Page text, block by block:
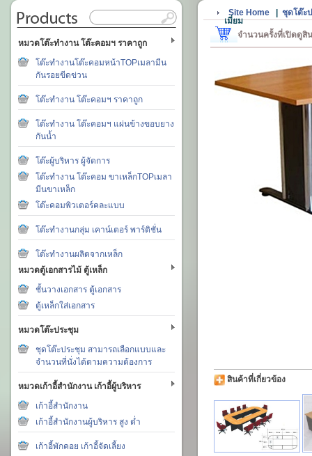
หมวดโต๊ะทำงาน โต๊ะคอมฯ ราคาถูก
โต๊ะทำงานโต๊ะคอมหน้าTOPเมลามีน
กันรอยขีดข่วน
โต๊ะทำงาน โต๊ะคอมฯ ราคาถูก
โต๊ะทำงาน โต๊ะคอมฯ แผ่นข้างขอบยาง
กันน้ำ
โต๊ะผู้บริหาร ผู้จัดการ
โต๊ะทำงาน โต๊ะคอม ขาเหล็กTOPเมลา
มีนขาเหล็ก
โต๊ะคอมพิวเตอร์คละแบบ
โต๊ะทำงานกลุ่ม เคาน์เตอร์ พาร์ติชั่น
โต๊ะทำงานผลิตจากเหล็ก
หมวดตู้เอกสารไม้ ตู้เหล็ก
ชั้นวางเอกสาร ตู้เอกสาร
ตู้เหล็กใส่เอกสาร
หมวดโต๊ะประชุม
ชุดโต๊ะประชุม สามารถเลือกแบบและ
จำนวนที่นั่งได้ตามความต้องการ
หมวดเก้าอี้สำนักงาน เก้าอี้ผู้บริหาร
เก้าอี้สำนักงาน
เก้าอี้สำนักงานผู้บริหาร สูง ต่ำ
เก้าอี้พักคอย เก้าอี้จัดเลี้ยง
Site Home
ชุดโต๊ะ
เมี่ยม
จำนวนครั้งที่เปิดดูสิ
สินค้าที่เกี่ยวข้อง